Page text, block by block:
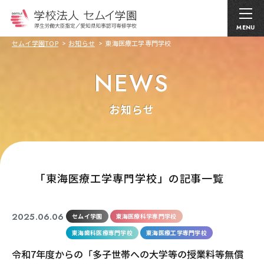
MENU
セムイ学園TOP お知らせ 東海医療工学専門学校
NEWS
お知らせ
｢東海医療工学専門学校」の記事一覧
2025.06.06 セムイ学園
東海医療科学専門学校
東海歯科医療専門学校
東海医療工学専門学校
令和7年度からの「多子世帯への大学等の授業料等無償